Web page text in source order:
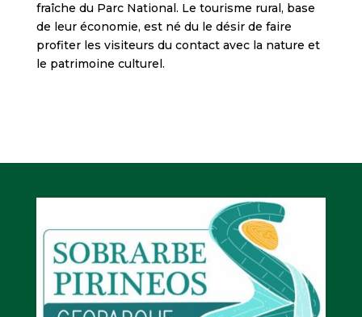
fraîche du Parc National. Le tourisme rural, base
de leur économie, est né du le désir de faire
profiter les visiteurs du contact avec la nature et
le patrimoine culturel.